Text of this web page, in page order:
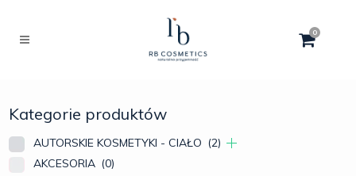
0
Kategorie produktów
AUTORSKIE KOSMETYKI - CIAŁO (2)
AKCESORIA (0)